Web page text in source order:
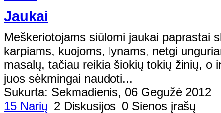
Jaukai
Meškeriotojams siūlomi jaukai paprastai
karpiams, kuojoms, lynams, netgi
masalų, tačiau reikia šiokių tokių žinių, o
juos sėkmingai naudoti...
Sukurta: Sekmadienis, 06 Gegužė 2012
15 Narių 2 Diskusijos 0 Sienos įrašų